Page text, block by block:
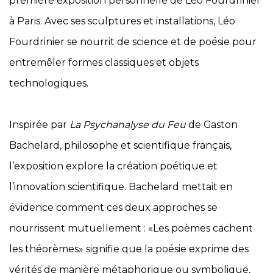
à Paris. Avec ses sculptures et installations, Léo
Fourdrinier se nourrit de science et de poésie pour
entremêler formes classiques et objets
technologiques.
Inspirée par La Psychanalyse du Feu de Gaston
Bachelard, philosophe et scientifique français,
l’exposition explore la création poétique et
l’innovation scientifique. Bachelard mettait en
évidence comment ces deux approches se
nourrissent mutuellement : «Les poèmes cachent
les théorèmes» signifie que la poésie exprime des
vérités de manière métaphorique ou symbolique,